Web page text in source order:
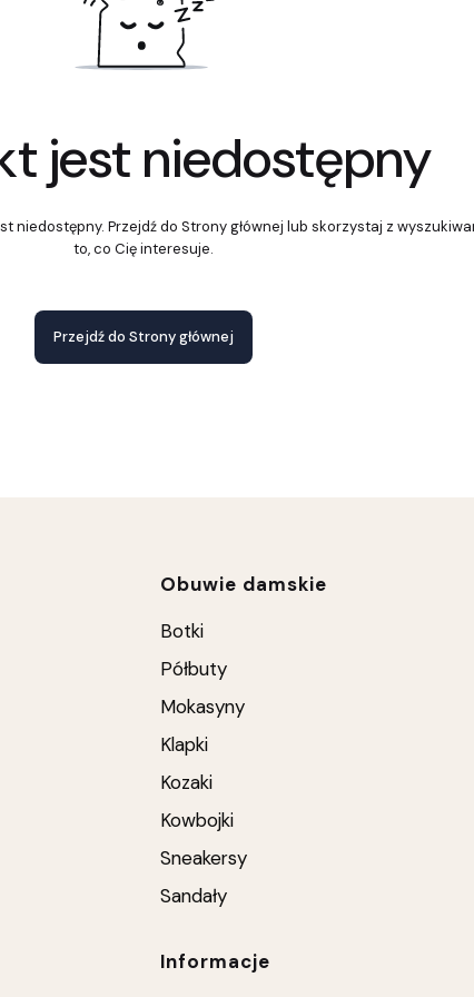
jest niedostępny
niedostępny. Przejdź do Strony głównej lub skorzystaj z
to, co Cię interesuje.
Przejdź do Strony głównej
Linki w stopce
Obuwie damskie
Botki
Półbuty
Mokasyny
Klapki
Kozaki
Kowbojki
Sneakersy
Sandały
Informacje